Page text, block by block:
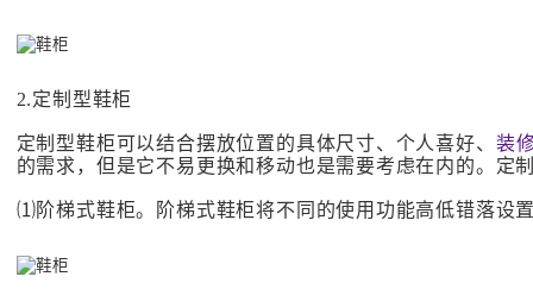
2.定制型鞋柜
定制型鞋柜可以结合摆放位置的具体尺寸、个人喜好、 装
的需求，但是它不易更换和移动也是需要考虑在内的。定
⑴阶梯式鞋柜。阶梯式鞋柜将不同的使用功能高低错落设